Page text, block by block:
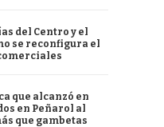
del Centro y el
se reconfigura el
que alcanzó en
en Peñarol al
que gambetas